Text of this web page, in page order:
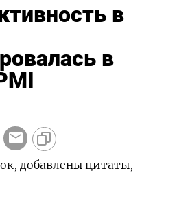
в
в
добавлены цитаты,